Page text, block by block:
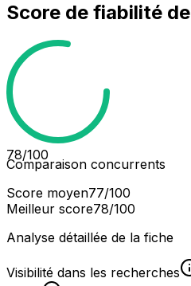
Score de fiabilité de
78/100
Comparaison concurrents
Score moyen77/100
Meilleur score78/100
Analyse détaillée de la fiche
Visibilité dans les recherches